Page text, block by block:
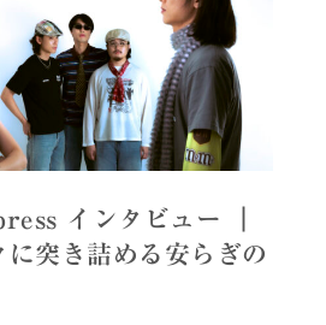
インタビュー ｜
に突き詰める安らぎの